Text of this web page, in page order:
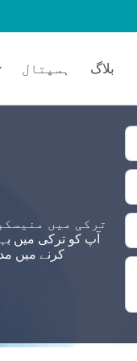
ہسپتال بلاگ
ترکی میں
کرنے میں مدد